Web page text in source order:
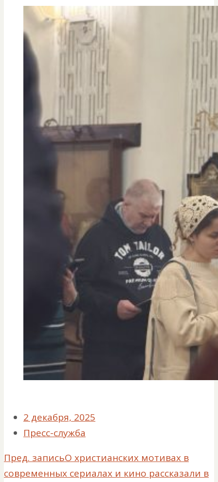
2 декабря, 2025
Пресс-служба
Пред. записьО христианских мотивах в
современных сериалах и кино рассказали в